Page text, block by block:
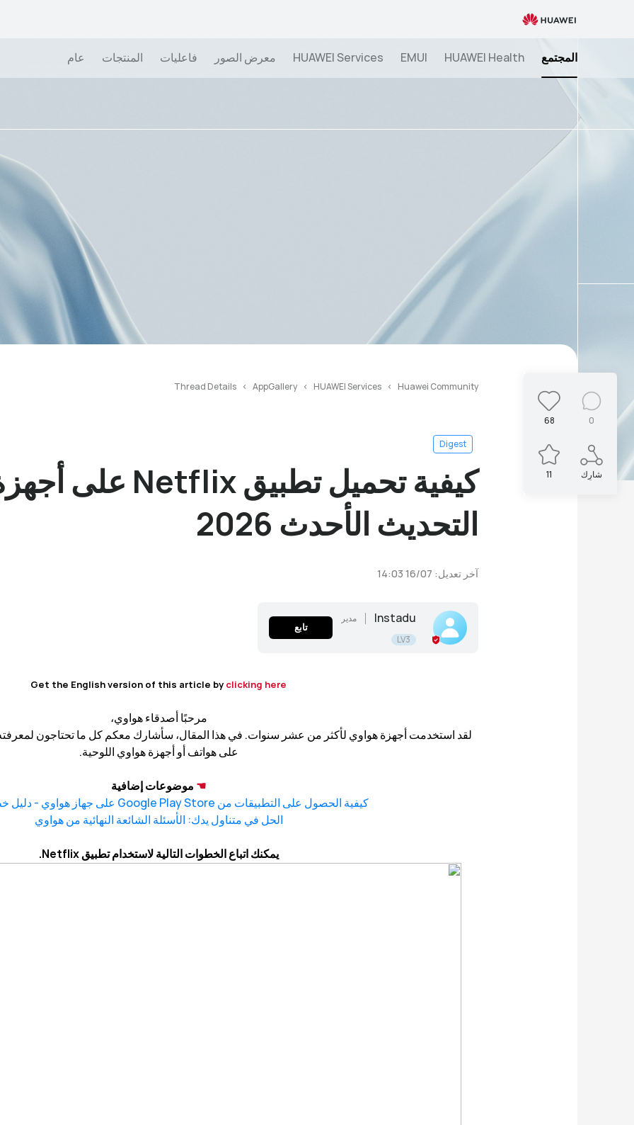
-
2026
المجتمع HUAWEI Health
EMUI
HUAWEI Services معرض الصور فاعليات المنتجات عام
Huawei Community
HUAWEI Services
AppGallery
Thread Details
Digest
التحديث الأحدث 2026
آخر تعديل: 16/07 14:03
Instadu
مدير
LV3
تابع
Get the English version of this article by clicking here
مرحبًا أصدقاء هواوي،
على هواتف أو أجهزة هواوي اللوحية.
☚ موضوعات إضافية
كيفية الحصول على التطبيقات من Google Play Store على جهاز هواوي - دليل خطوة بخطوة
الحل في متناول يدك: الأسئلة الشائعة النهائية من هواوي
يمكنك اتباع الخطوات التالية لاستخدام تطبيق Netflix.
0
68
شارِك 11